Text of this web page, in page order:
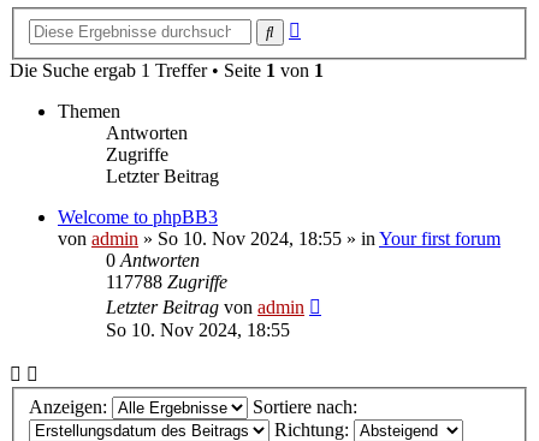
Suche
Die Suche ergab 1 Treffer • Seite 1 von 1
Themen
Antworten
Zugriffe
Letzter Beitrag
Welcome to phpBB3
von admin » So 10. Nov 2024, 18:55 » in Your first forum
0 Antworten
117788 Zugriffe
Letzter Beitrag von admin
So 10. Nov 2024, 18:55
Anzeigen:
Sortiere nach:
Richtung: